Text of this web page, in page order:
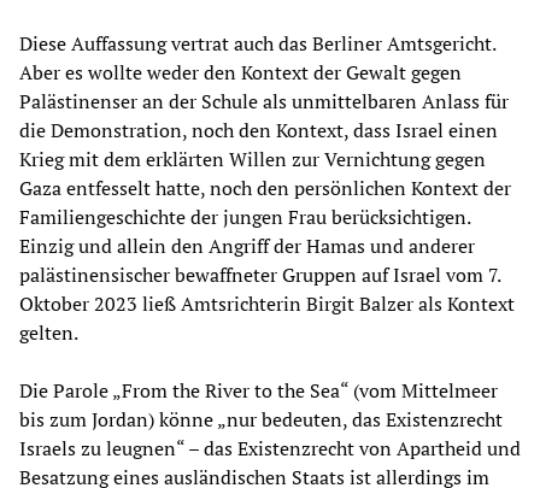
Diese Auffassung vertrat auch das Berliner Amtsgericht.
Aber es wollte weder den Kontext der Gewalt gegen
Palästinenser an der Schule als unmittelbaren Anlass für
die Demonstration, noch den Kontext, dass Israel einen
Krieg mit dem erklärten Willen zur Vernichtung gegen
Gaza entfesselt hatte, noch den persönlichen Kontext der
Familiengeschichte der jungen Frau berücksichtigen.
Einzig und allein den Angriff der Hamas und anderer
palästinensischer bewaffneter Gruppen auf Israel vom 7.
Oktober 2023 ließ Amtsrichterin Birgit Balzer als Kontext
gelten.
Die Parole „From the River to the Sea“ (vom Mittelmeer
bis zum Jordan) könne „nur bedeuten, das Existenzrecht
Israels zu leugnen“ – das Existenzrecht von Apartheid und
Besatzung eines ausländischen Staats ist allerdings im